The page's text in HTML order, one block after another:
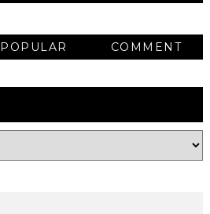
POPULAR COMMENT